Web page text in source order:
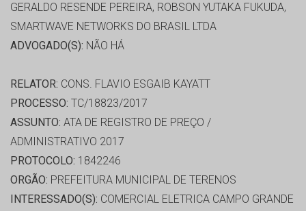
GERALDO RESENDE PEREIRA, ROBSON YUTAKA FUKUDA,
SMARTWAVE NETWORKS DO BRASIL LTDA
ADVOGADO(S): NÃO HÁ
RELATOR: CONS. FLAVIO ESGAIB KAYATT
PROCESSO: TC/18823/2017
ASSUNTO: ATA DE REGISTRO DE PREÇO /
ADMINISTRATIVO 2017
PROTOCOLO: 1842246
ORGÃO: PREFEITURA MUNICIPAL DE TERENOS
INTERESSADO(S): COMERCIAL ELETRICA CAMPO GRANDE